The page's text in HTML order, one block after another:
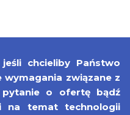
chcieliby Państwo
związane z
pytanie o ofertę bądź
na temat technologii